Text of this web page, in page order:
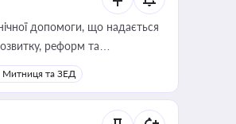
допомоги, що надається
реформ та
Митниця та ЗЕД